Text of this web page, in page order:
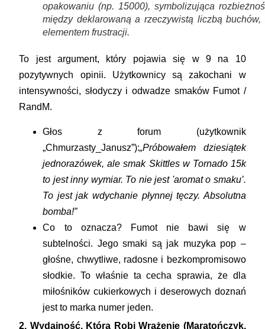
opakowaniu (np. 15000), symbolizująca
między deklarowaną a rzeczywistą liczbą buchów,
elementem frustracji.
To jest argument, który pojawia się w 9 na 10
pozytywnych opinii. Użytkownicy są zakochani w
intensywności, słodyczy i odwadze smaków Fumot /
RandM.
Głos z forum (użytkownik
„Chmurzasty_Janusz”):„Próbowałem dziesiątek
jednorazówek, ale smak Skittlesw Tornado 15k
to jest inny wymiar. To nie jest 'aromat o smaku’.
To jest jak wdychanie płynnej tęczy. Absolutna
bomba!”
Co to oznacza?Fumot nie bawi się w
subtelności. Jego smaki są jak muzyka pop –
głośne, chwytliwe, radosne i bezkompromisowo
słodkie. To właśnie ta cecha sprawia, że dla
miłośników cukierkowych i deserowych doznań
jest to marka numer jeden.
2. Wydajność, Która Robi Wrażenie (Maratończyk,